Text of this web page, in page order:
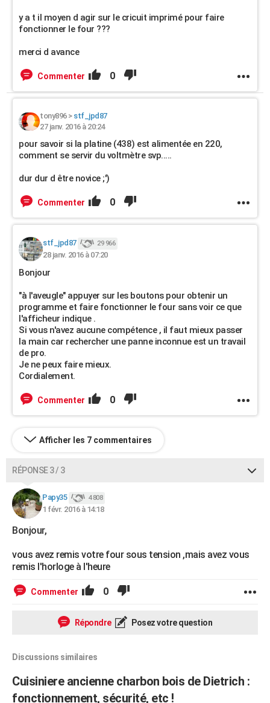
y a t il moyen d agir sur le cricuit imprimé pour faire
fonctionner le four ???
merci d avance
Commenter 0
tony896> stf_jpd87
27 janv. 2016 à 20:24
pour savoir si la platine (438) est alimentée en 220,
comment se servir du voltmètre svp.....
dur dur d être novice ;')
Commenter 0
stf_jpd87 29 966
28 janv. 2016 à 07:20
Bonjour
"à l'aveugle" appuyer sur les boutons pour obtenir un
programme et faire fonctionner le four sans voir ce que
l'afficheur indique .
Si vous n'avez aucune compétence , il faut mieux passer
la main car rechercher une panne inconnue est un travail
de pro.
Je ne peux faire mieux.
Cordialement.
Commenter 0
Afficher les 7 commentaires
RÉPONSE 3 / 3
Papy35 4 808
1 févr. 2016 à 14:18
Bonjour,
vous avez remis votre four sous tension ,mais avez vous
remis l'horloge à l'heure
Commenter 0
Répondre Posez votre question
Discussions similaires
Cuisiniere ancienne charbon bois de Dietrich :
fonctionnement, sécurité, etc !